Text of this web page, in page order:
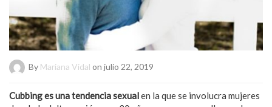
By Mariana Vidal on julio 22, 2019
Cubbing es una tendencia sexualen la que se involucra mujeres